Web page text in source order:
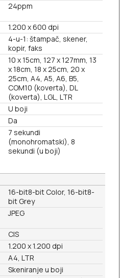
24ppm
1.200 x 600 dpi
4-u-1: štampač, skener,
kopir, faks
10 x 15cm, 127 x 127mm, 13
x 18cm, 18 x 25cm, 20 x
25cm, A4, A5, A6, B5,
COM10 (koverta), DL
(koverta), LGL, LTR
U boji
Da
7 sekundi
(monohromatski), 8
sekundi (u boji)
16-bit8-bit Color, 16-bit8-
bit Grey
JPEG
CIS
1.200 x 1.200 dpi
A4, LTR
Skeniranje u boji